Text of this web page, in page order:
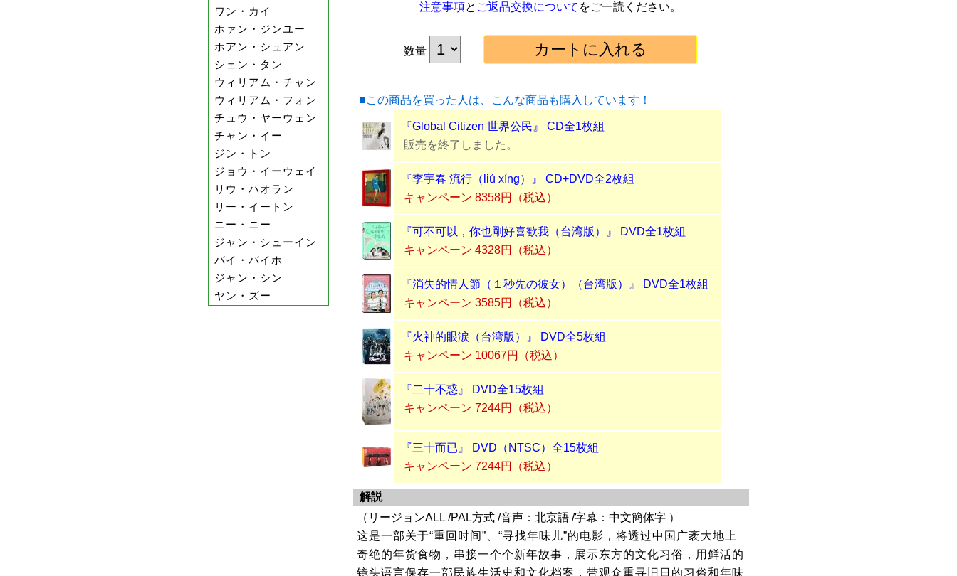
ワン・カイ
ホァン・ジンユー
ホアン・シュアン
シェン・タン
ウィリアム・チャン
ウィリアム・フォン
チュウ・ヤーウェン
チャン・イー
ジン・トン
ジョウ・イーウェイ
リウ・ハオラン
リー・イートン
ニー・ニー
ジャン・シューイン
バイ・バイホ
ジャン・シン
ヤン・ズー
注意事項と ご返品交換について をご一読ください。
数量
■この商品を買った人は、こんな商品も購入しています！
『Global Citizen 世界公民』 CD全1枚組
販売を終了しました。
『李宇春 流行（liú xíng）』 CD+DVD全2枚組
キャンペーン 8358円（税込）
『可不可以，你也剛好喜歓我（台湾版）』 DVD全1枚組
キャンペーン 4328円（税込）
『消失的情人節（１秒先の彼女）（台湾版）』 DVD全1枚組
キャンペーン 3585円（税込）
『火神的眼涙（台湾版）』 DVD全5枚組
キャンペーン 10067円（税込）
『二十不惑』 DVD全15枚組
キャンペーン 7244円（税込）
『三十而已』 DVD（NTSC）全15枚組
キャンペーン 7244円（税込）
解説
（リージョンALL /PAL方式 /音声：北京語 /字幕：中文簡体字 ）
这是一部关于“重回时间”、“寻找年味儿”的电影，将透过中国广袤大地上
奇绝的年货食物，串接一个个新年故事，展示东方的文化习俗，用鲜活的
镜头语言保存一部民族生活史和文化档案，带观众重寻旧日的习俗和年味